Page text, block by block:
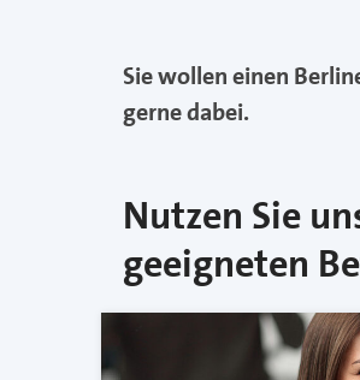
Sie wollen einen
gerne dabei.
Nutzen Sie
geeigneten